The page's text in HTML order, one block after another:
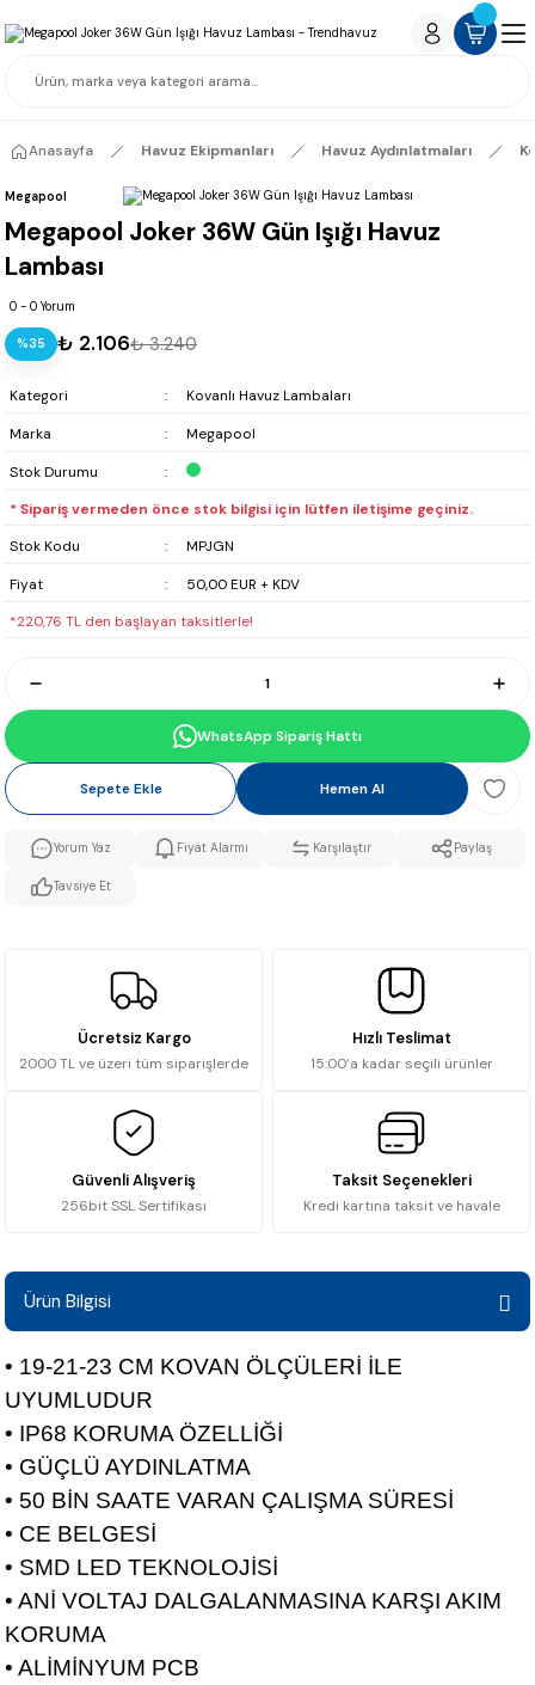
Anasayfa Havuz Ekipmanları Havuz Aydınlatmaları
Megapool
Megapool Joker 36W Gün Işığı Havuz
Lambası
0 - 0 Yorum
%35 ₺ 2.106₺ 3.240
Kategori
Kovanlı Havuz Lambaları
Marka
Megapool
Stok Durumu
* Sipariş vermeden önce stok bilgisi için lütfen iletişime geçiniz.
Stok Kodu
MPJGN
Fiyat
50,00 EUR + KDV
*220,76 TL den başlayan taksitlerle!
WhatsApp Sipariş Hattı
Sepete Ekle Hemen Al
Yorum Yaz Fiyat Alarmı Karşılaştır Paylaş
Tavsiye Et
Ücretsiz Kargo
2000 TL ve üzeri tüm siparişlerde
Hızlı Teslimat
15:00’a kadar seçili ürünler
Güvenli Alışveriş
256bit SSL Sertifikası
Taksit Seçenekleri
Kredi kartına taksit ve havale
Ürün Bilgisi
• 19-21-23 CM KOVAN ÖLÇÜLERİ İLE
UYUMLUDUR
• IP68 KORUMA ÖZELLİĞİ
• GÜÇLÜ AYDINLATMA
• 50 BİN SAATE VARAN ÇALIŞMA SÜRESİ
• CE BELGESİ
• SMD LED TEKNOLOJİSİ
• ANİ VOLTAJ DALGALANMASINA KARŞI AKIM
KORUMA
• ALİMİNYUM PCB